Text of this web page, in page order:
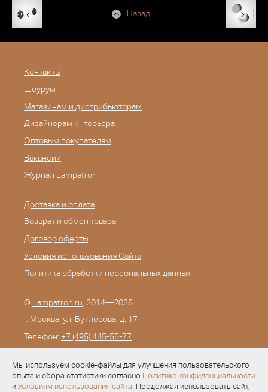
Мы используем cookie-файлы для улучшения пользовательского
опыта и сбора статистики согласно Политике конфиденциальности
и Условиям использования сайта. Продолжая использовать сайт,
Назад
Контакты
Шоурум
Магазинам и дистрибьюторам
Дизайнерам интерьера
Оптовым покупателям
Вакансии
Журнал Lampatron
Доставка и оплата
Возврат и обмен товара
Договор оферты
Условия использования Сайта
Политика обработки персональных данных
© Lampatron.ru , 2014—2026
г. Москва. ул. Бутлерова, д. 17
Телефон: +7 (495) 445-55-77